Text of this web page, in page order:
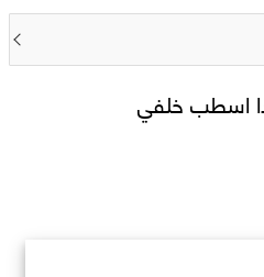
كرسيدا اسطب خلفي